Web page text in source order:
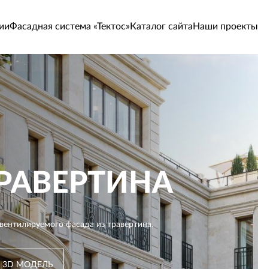
Фасадная система «Тектос» Каталог сайта Наши проекты
3D МОДЕЛЬ
МОДЕЛЬ
3D МОДЕЛЬ